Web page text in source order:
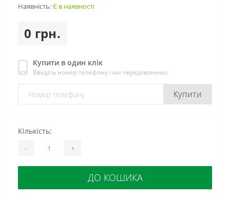
Наявність:Є в наявності
0 грн.
Купити в один клік
Введіть номер телефону і ми передзвонимо
Купити
Кількість:
- +
ДО КОШИКА